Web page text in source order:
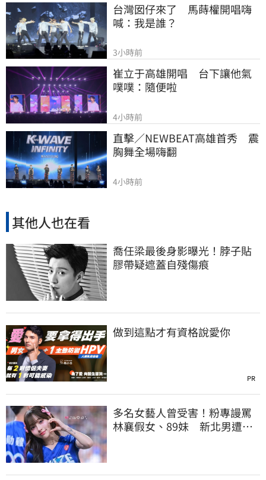
台灣囡仔來了　馬蒔權開唱嗨
喊：我是誰？
3小時前
崔立于高雄開唱　台下讓他氣
噗噗：隨便啦
4小時前
直擊／NEWBEAT高雄首秀　震
胸舞全場嗨翻
4小時前
其他人也在看
喬任梁最後身影曝光！脖子貼
膠帶疑遮蓋自殘傷痕
做到這點才有資格說愛你
PR
多名女藝人曾受害！粉專謾罵
林襄假女、89妹 新北男遭判